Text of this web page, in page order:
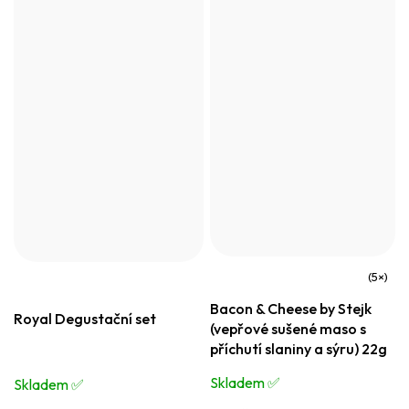
Royal Degustační set
Skladem ✅️
hodnocení
produktu
je
4,6
Bacon & Cheese by Stejk
(vepřové sušené maso s
příchutí slaniny a sýru) 22g
Skladem ✅️